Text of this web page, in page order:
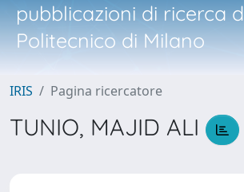
pubblicazioni di ricerca
Politecnico di Milano
IRIS Pagina ricercatore
TUNIO, MAJID ALI